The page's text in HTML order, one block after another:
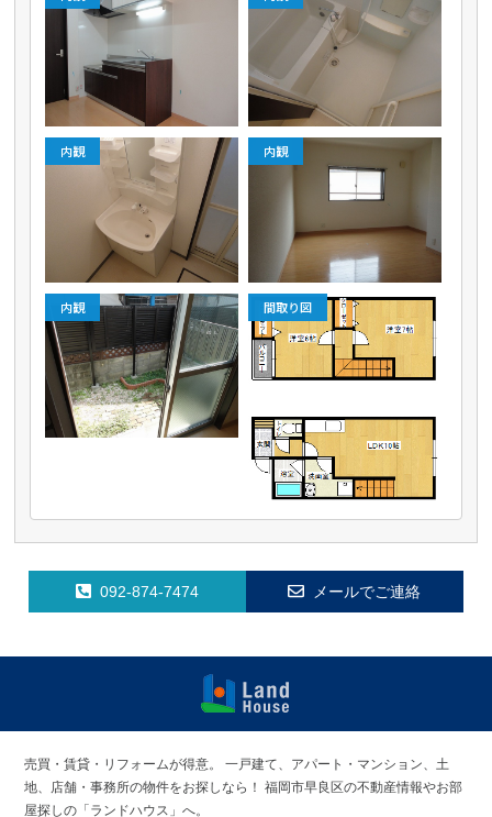
内観 内観
内観 間取り図
092-874-7474 メールでご連絡
福岡早良区の
買物件 | ラン
ドハウス
売買・賃貸・リフォームが得意。
一戸建て、アパート・マンション、土
地、店舗・事務所の物件をお探しなら！ 福岡市早良区の不動産情報やお部
屋探しの「ランドハウス」へ。